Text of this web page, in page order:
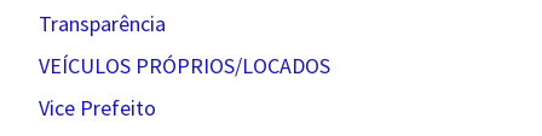
Transparência
VEÍCULOS PRÓPRIOS/LOCADOS
Vice Prefeito